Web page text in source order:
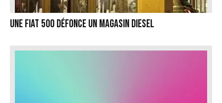
Une Fiat 500 défonce un magasin Diesel